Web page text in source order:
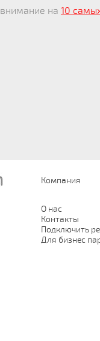
на 10
Компания
О нас
Контакты
Подключить
Для бизнес